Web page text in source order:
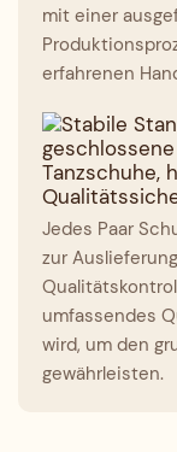
mit einer
erfahrenen
Jedes Paar
zur
umfassendes
wird, um den
gewährleisten.